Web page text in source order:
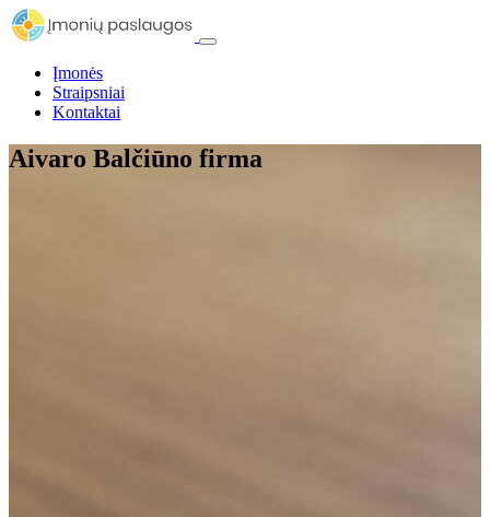
Įmonės
Straipsniai
Kontaktai
Aivaro Balčiūno firma